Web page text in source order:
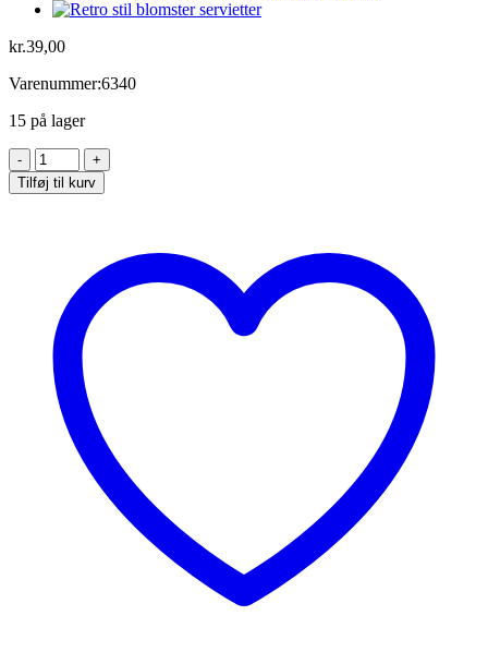
kr.39,00
Varenummer:6340
15 på lager
Servietter
med
pastelfarvet
Tilføj til kurv